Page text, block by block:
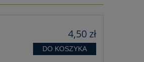
4,50 zł
DO KOSZYKA